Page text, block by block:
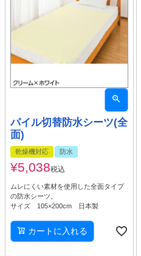
パイル切替防水シーツ(全
面)
乾燥機対応 防水
¥5,038税込
ムレにくい素材を使用した全面タイプ
の防水シーツ。
サイズ 105×200cm 日本製
カートに入れる